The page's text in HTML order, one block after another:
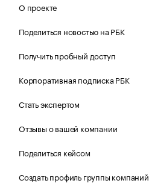
О проекте
Поделиться новостью на РБК
Получить пробный доступ
Корпоративная подписка РБК
Стать экспертом
Отзывы о вашей компании
Поделиться кейсом
Создать профиль группы компаний